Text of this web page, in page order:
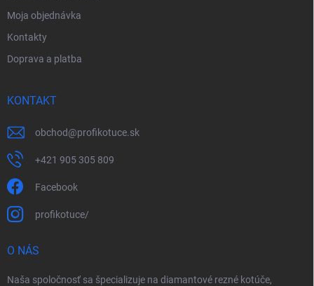
Moja objednávka
Kontakty
Doprava a platba
KONTAKT
obchod@profikotuce.sk
+421 905 305 809
Facebook
profikotuce/
O NÁS
Naša spoločnosť sa špecializuje na diamantové rezné kotúče,